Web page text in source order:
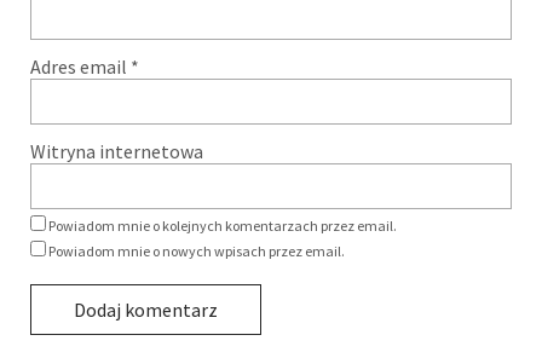
Adres email *
Witryna internetowa
Powiadom mnie o kolejnych komentarzach przez email.
Powiadom mnie o nowych wpisach przez email.